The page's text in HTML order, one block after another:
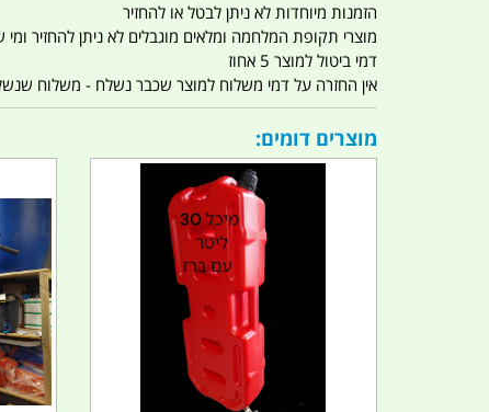
הזמנות מיוחדות לא ניתן לבטל או להחזיר
מוצרי תקופת המלחמה ומלאים מוגבלים לא ניתן להחזיר ומי
דמי ביטול למוצר 5 אחוז
אין החזרה על דמי משלוח למוצר שכבר נשלח - משלוח שנשלח
מוצרים דומים: